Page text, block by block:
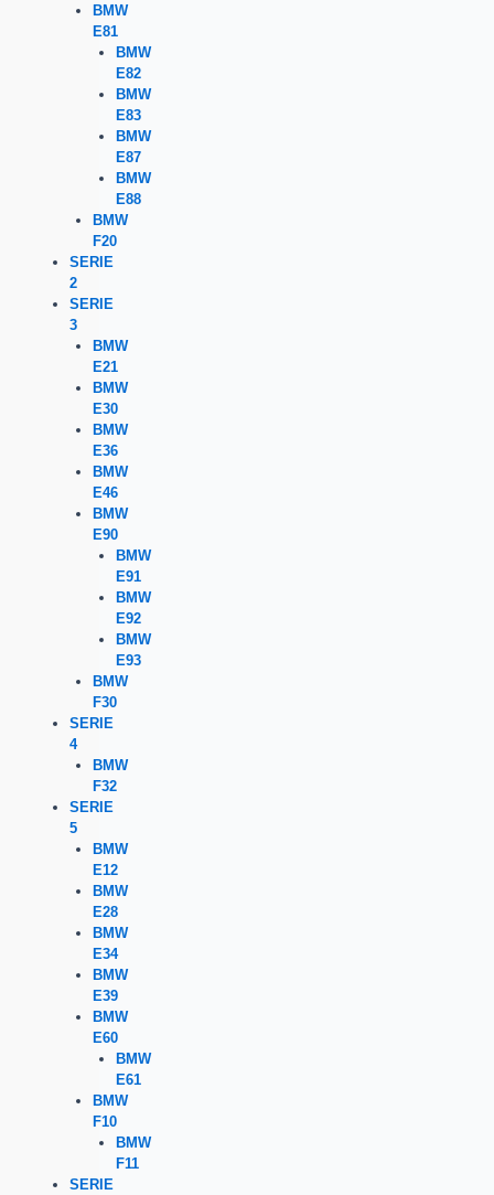
BMW
E81
BMW
E82
BMW
E83
BMW
E87
BMW
E88
BMW
F20
SERIE
2
SERIE
3
BMW
E21
BMW
E30
BMW
E36
BMW
E46
BMW
E90
BMW
E91
BMW
E92
BMW
E93
BMW
F30
SERIE
4
BMW
F32
SERIE
5
BMW
E12
BMW
E28
BMW
E34
BMW
E39
BMW
E60
BMW
E61
BMW
F10
BMW
F11
SERIE